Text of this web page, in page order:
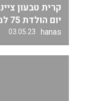
קרית טבעון
יום הולדת 75 למדינת ישראל
hanas
03.05.23